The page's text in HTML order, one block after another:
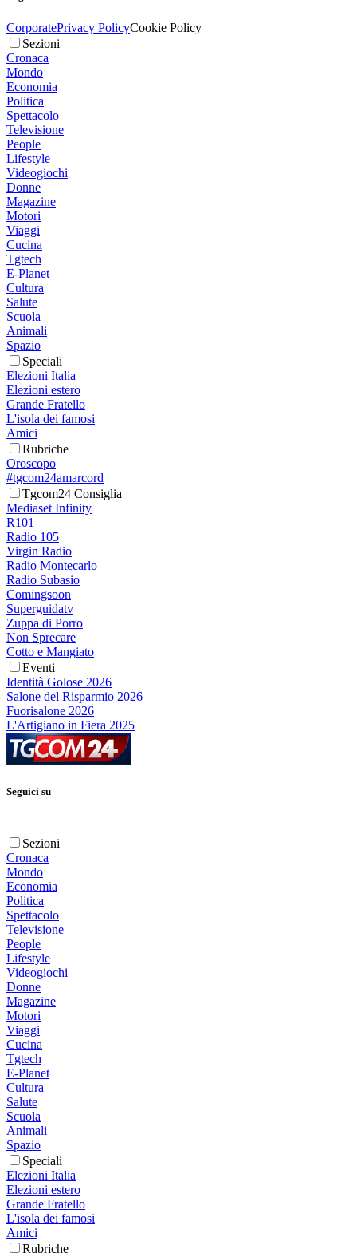
CorporatePrivacy PolicyCookie Policy
Sezioni
Cronaca
Mondo
Economia
Politica
Spettacolo
Televisione
People
Lifestyle
Videogiochi
Donne
Magazine
Motori
Viaggi
Cucina
Tgtech
E-Planet
Cultura
Salute
Scuola
Animali
Spazio
Speciali
Elezioni Italia
Elezioni estero
Grande Fratello
L'isola dei famosi
Amici
Rubriche
Oroscopo
#tgcom24amarcord
Tgcom24 Consiglia
Mediaset Infinity
R101
Radio 105
Virgin Radio
Radio Montecarlo
Radio Subasio
Comingsoon
Superguidatv
Zuppa di Porro
Non Sprecare
Cotto e Mangiato
Eventi
Identità Golose 2026
Salone del Risparmio 2026
Fuorisalone 2026
L'Artigiano in Fiera 2025
Seguici su
Sezioni
Cronaca
Mondo
Economia
Politica
Spettacolo
Televisione
People
Lifestyle
Videogiochi
Donne
Magazine
Motori
Viaggi
Cucina
Tgtech
E-Planet
Cultura
Salute
Scuola
Animali
Spazio
Speciali
Elezioni Italia
Elezioni estero
Grande Fratello
L'isola dei famosi
Amici
Rubriche